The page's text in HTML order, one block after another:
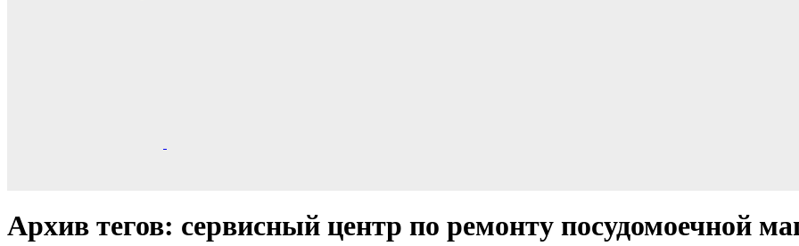
Архив тегов: сервисный центр по ремонту посудомоечной